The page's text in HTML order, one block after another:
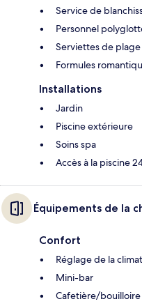
Service de
Personnel
Serviettes de plage
Formules
Installations
Jardin
Piscine extérieure
Soins spa
Accès à la piscine
Équipements de la
Confort
Réglage de la
Mini-bar
Cafetière/bouilloire